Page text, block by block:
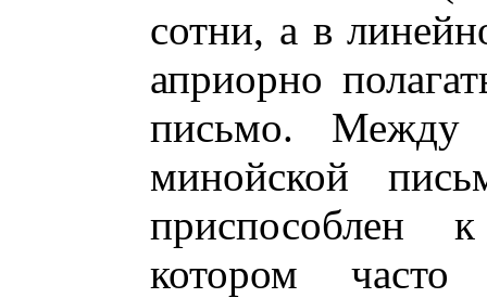
сотни, а в
априорно
письмо. Между
минойской
приспособлен
котором часто